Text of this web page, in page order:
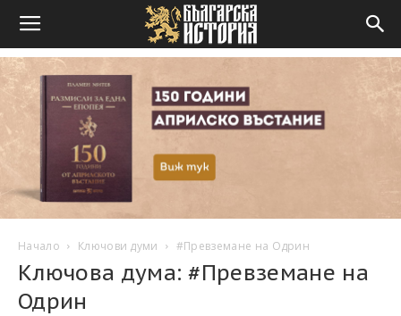
Начало Ключови думи #Превземане на Одрин
Ключова дума: #Превземане на
Одрин